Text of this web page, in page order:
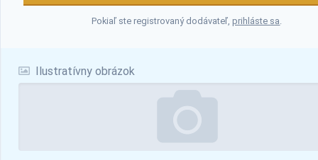
Ilustratívny obrázok
Pokiaľ ste registrovaný dodávateľ,prihláste sa.